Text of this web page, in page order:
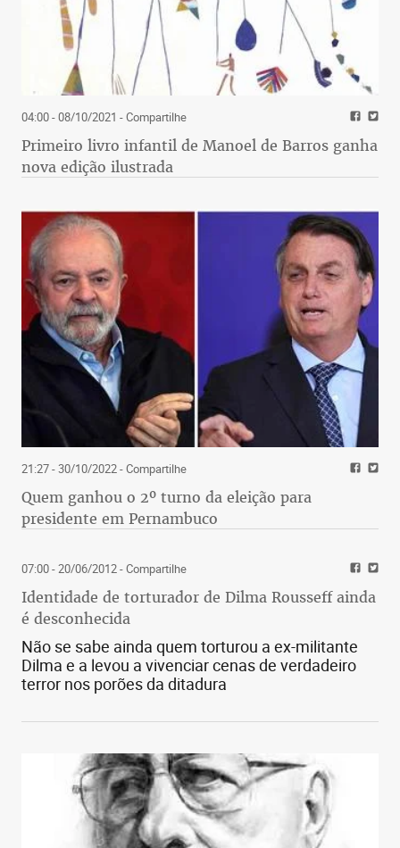
04:00 - 08/10/2021 - Compartilhe
Primeiro livro infantil de Manoel de Barros ganha
nova edição ilustrada
21:27 - 30/10/2022- Compartilhe
Quem ganhou o 2º turno da eleição para
presidente em Pernambuco
07:00 - 20/06/2012- Compartilhe
Identidade de torturador de Dilma Rousseff ainda
é desconhecida
Não se sabe ainda quem torturou a ex-militante
Dilma e a levou a vivenciar cenas de verdadeiro
terror nos porões da ditadura